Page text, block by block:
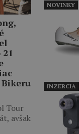
Tour
avšak
NOVINKY
INZERCIA